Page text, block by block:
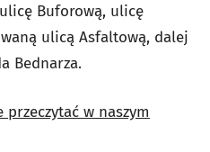
Buforową, ulicę
ulicą Asfaltową, dalej
Bednarza.
w naszym